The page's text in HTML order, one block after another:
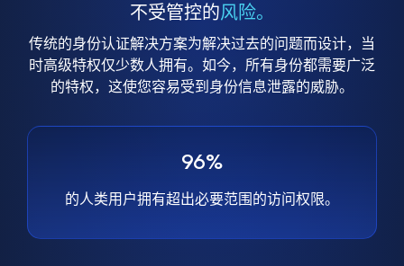
不受管控的风险。
传统的身份认证解决方案为解决过去的问题而设计，当
时高级特权仅少数人拥有。如今，所有身份都需要广泛
的特权，这使您容易受到身份信息泄露的威胁。
96%
的人类用户拥有超出必要范围的访问权限。